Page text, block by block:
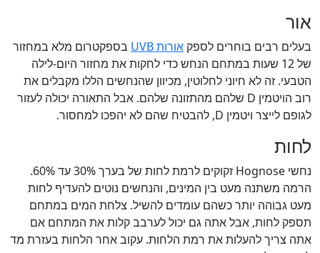
אור
בעלים רבים בוחרים לספק אורות UVB
בספקטרום מלא במחזור
של 12 שעות במתחם הנחש כדי לחקות את מחזור היום-לילה
הטבעי. זה לא חיוני לחלוטין, מכיוון שהנחשים הללו מקבלים את
רוב הויטמין D שלהם מהתזונה שלהם. אבל התאורה יכולה לעזור
לגופם לייצר ויטמין D, להבטיח שהם לא יהפכו למחסור.
לחות
נחשי Hognose זקוקים לרמת לחות של בערך 30% עד 60%.
הרמה משתנה מעט בין המינים, והנחשים נוטים להעדיף לחות
מעט גבוהה יותר כשהם עומדים להשיל. צלחת המים במתחם
תספק לחות, אבל אתה גם יכול לערבב קלות את המתחם אם
אתה צריך להעלות את רמת הלחות. עקוב אחר הלחות בעזרת מד